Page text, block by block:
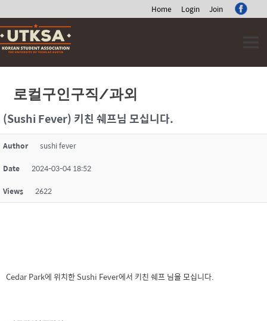
Home Login Join
Skip
to
content
로컬구인구직/과외
(Sushi Fever) 키친 쉐프님 모십니다.
Author sushi fever
Date 2024-03-04 18:52
Views 2622
Cedar Park에 위치한 Sushi Fever에서 키친 쉐프 님을 모십니다.